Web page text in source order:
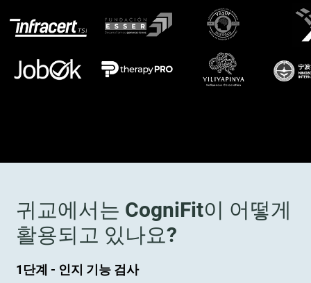
귀교에서는 CogniFit이 어떻게
활용되고 있나요?
1단계 - 인지 기능 검사